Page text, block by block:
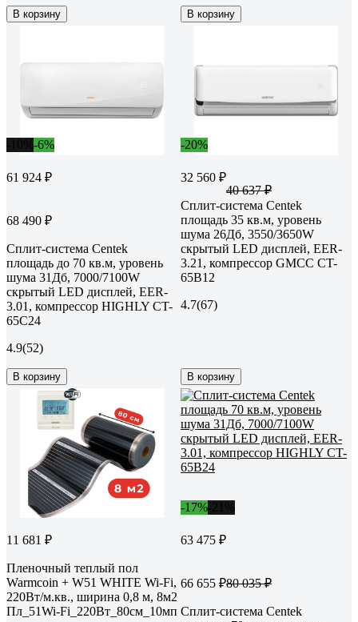
В корзину В корзину
-6%
61 924 ₽
68 490 ₽
Сплит-система Centek
площадь до 70 кв.м, уровень
шума 31Дб, 7000/7100W
скрытый LED дисплей, EER-
3.01, компрессор HIGHLY CT-
65C24
4.9(52)
В корзину
-20%
32 560 ₽
40 637 ₽
Сплит-система Centek
площадь 35 кв.м, уровень
шума 26Дб, 3550/3650W
скрытый LED дисплей, EER-
3.21, компрессор GMCC CT-
65B12
4.7(67)
В корзину
11 681 ₽
Пленочный теплый пол
Warmcoin + W51 WHITE Wi-Fi,
220Вт/м.кв., ширина 0,8 м, 8м2
Пл_51Wi-Fi_220Вт_80см_10мп
-17%
63 475 ₽
66 655 ₽80 035 ₽
Сплит-система Centek